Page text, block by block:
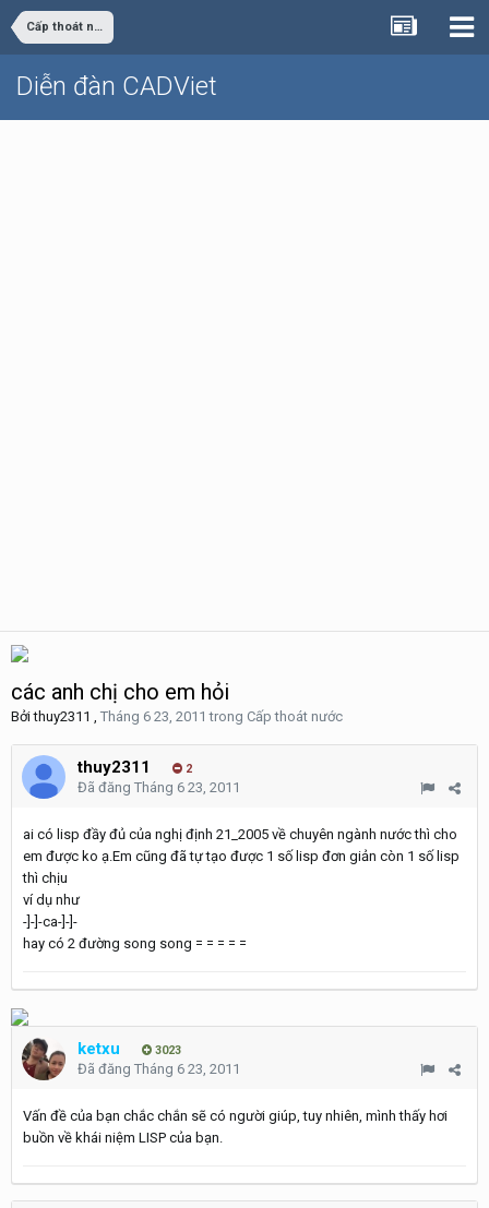
Cấp thoát nước
Diễn đàn CADViet
các anh chị cho em hỏi
Bởithuy2311 , Tháng 6 23, 2011trong Cấp thoát nước
thuy2311 2
Đã đăng Tháng 6 23, 2011
ai có lisp đầy đủ của nghị định 21_2005 về chuyên ngành nước thì cho
em được ko ạ.Em cũng đã tự tạo được 1 số lisp đơn giản còn 1 số lisp
thì chịu
ví dụ như
-]-]-ca-]-]-
hay có 2 đường song song = = = = =
ketxu 3023
Đã đăng Tháng 6 23, 2011
Vấn đề của bạn chắc chắn sẽ có người giúp, tuy nhiên, mình thấy hơi
buồn về khái niệm LISP của bạn.